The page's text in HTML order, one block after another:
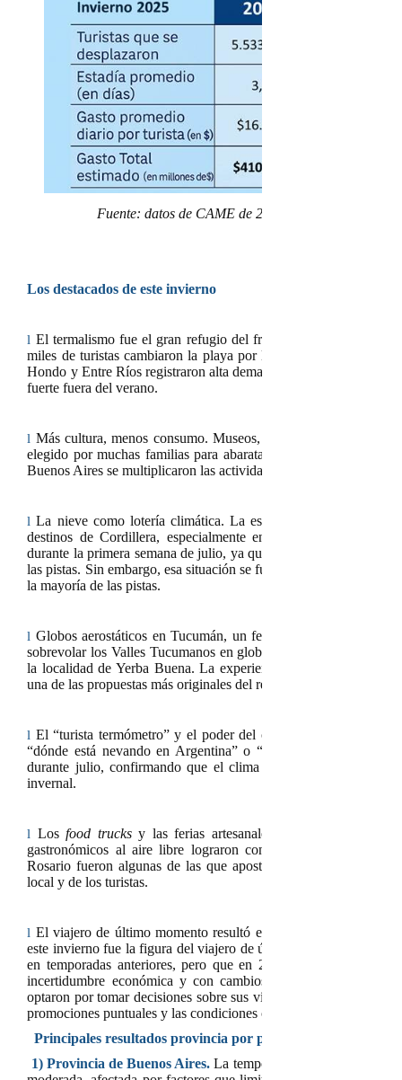
Fuente: datos de CAME de 2025 en comparación
Los destacados de este invierno
l El termalismo fue el gran refugio del frío. Frente a un
miles de turistas cambiaron la playa por las aguas termales.
Hondo y Entre Ríos registraron alta demanda, consolidando al
fuerte fuera del verano.
l Más cultura, menos consumo. Museos, ferias locales y
elegido por muchas familias para abaratar salidas. En
Buenos Aires se multiplicaron las actividades sin costo, con
l La nieve como lotería climática. La escasa y tardía llegada
destinos de Cordillera, especialmente en Mendoza, Neuquén
durante la primera semana de julio, ya que la nieve de junio no
las pistas. Sin embargo, esa situación se fue normalizando con el
la mayoría de las pistas.
l Globos aerostáticos en Tucumán, un fenómeno inesperado.
sobrevolar los Valles Tucumanos en globo aerostático como
la localidad de Yerba Buena. La experiencia se volvió viral en
una de las propuestas más originales del receso invernal.
l El “turista termómetro” y el poder del clima en la decisión
“dónde está nevando en Argentina” o “clima en Bariloche
durante julio, confirmando que el clima fue el principal
invernal.
l Losfood trucksy las ferias artesanales ganaron las calles.
gastronómicos al aire libre lograron convocar a pesar del
Rosario fueron algunas de las que apostaron por esta
local y de los turistas.
l El viajero de último momento resultó el protagonista de la
este invierno fue la figura del viajero de último momento, una
en temporadas anteriores, pero que en 2025 se profundizó
incertidumbre económica y con cambios constantes en los
optaron por tomar decisiones sobre sus viajes con escasa
promociones puntuales y las condiciones climáticas al momento
Principales resultados provincia por provincia
1) Provincia de Buenos Aires.La temporada de invierno 2025